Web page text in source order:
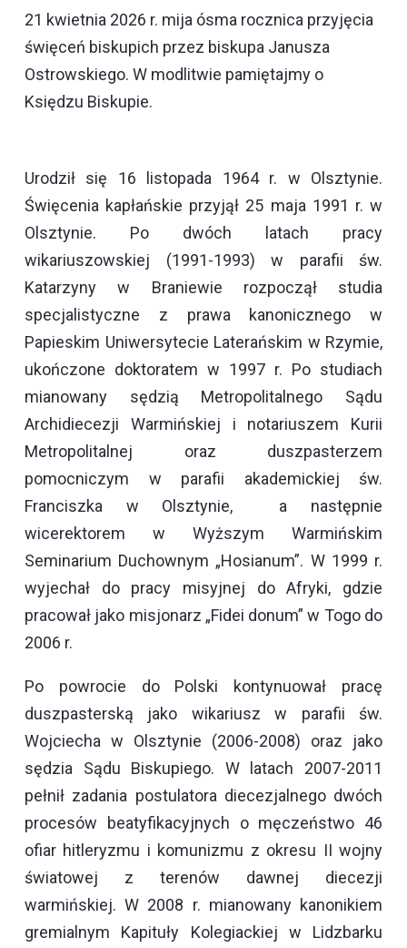
21 kwietnia 2026 r. mija ósma rocznica przyjęcia
święceń biskupich przez biskupa Janusza
Ostrowskiego. W modlitwie pamiętajmy o
Księdzu Biskupie.
Urodził się 16 listopada 1964 r. w Olsztynie.
Święcenia kapłańskie przyjął 25 maja 1991 r. w
Olsztynie. Po dwóch latach pracy
wikariuszowskiej (1991-1993) w parafii św.
Katarzyny w Braniewie rozpoczął studia
specjalistyczne z prawa kanonicznego w
Papieskim Uniwersytecie Laterańskim w Rzymie,
ukończone doktoratem w 1997 r. Po studiach
mianowany sędzią Metropolitalnego Sądu
Archidiecezji Warmińskiej i notariuszem Kurii
Metropolitalnej oraz duszpasterzem
pomocniczym w parafii akademickiej św.
Franciszka w Olsztynie, a następnie
wicerektorem w Wyższym Warmińskim
Seminarium Duchownym „Hosianum”. W 1999 r.
wyjechał do pracy misyjnej do Afryki, gdzie
pracował jako misjonarz „Fidei donum” w Togo do
2006 r.
Po powrocie do Polski kontynuował pracę
duszpasterską jako wikariusz w parafii św.
Wojciecha w Olsztynie (2006-2008) oraz jako
sędzia Sądu Biskupiego. W latach 2007-2011
pełnił zadania postulatora diecezjalnego dwóch
procesów beatyfikacyjnych o męczeństwo 46
ofiar hitleryzmu i komunizmu z okresu II wojny
światowej z terenów dawnej diecezji
warmińskiej. W 2008 r. mianowany kanonikiem
gremialnym Kapituły Kolegiackiej w Lidzbarku